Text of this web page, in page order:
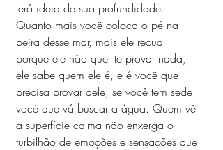
terá ideia de sua profundidade.
Quanto mais você coloca o pé na
beira desse mar, mais ele recua
porque ele não quer te provar nada,
ele sabe quem ele é, e é você que
precisa provar dele, se você tem sede
você que vá buscar a água. Quem vê
a superfície calma não enxerga o
turbilhão de emoções e sensações que